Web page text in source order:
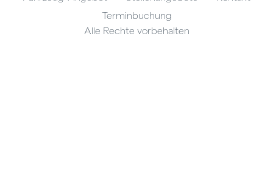
Terminbuchung
Alle Rechte vorbehalten